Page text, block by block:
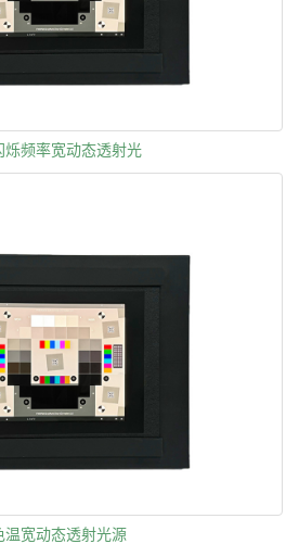
烁频率宽动态透射光
温宽动态透射光源